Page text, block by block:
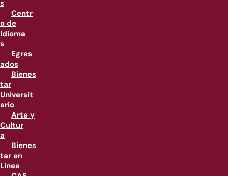
s
Centr
o de
Idioma
s
Egres
ados
Bienes
tar
Universit
ario
Arte y
Cultur
a
Bienes
tar en
Linea